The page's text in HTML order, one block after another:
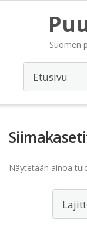
Suomen
Näytetään ainoa